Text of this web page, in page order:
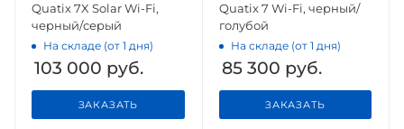
Quatix 7X Solar Wi-Fi,
черный/серый
На складе (от 1 дня)
103 000 руб.
ЗАКАЗАТЬ
Quatix 7 Wi-Fi, черный/
голубой
На складе (от 1 дня)
85 300 руб.
ЗАКАЗАТЬ